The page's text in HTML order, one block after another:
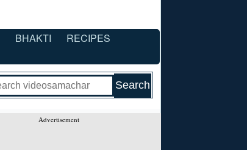
BHAKTI
RECIPES
Advertisement